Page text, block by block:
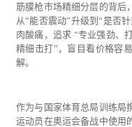
筋膜枪市场精细分层的背后
从“能否震动”升级到“是否
肉酸痛，追求 “专业强劲、
精细击打”，盲目看价格容
解。
作为与国家体育总局训练局
运动员在奥运会备战中使用